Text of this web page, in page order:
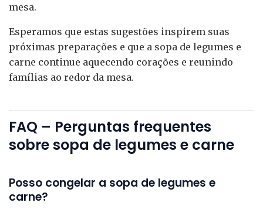
mesa.
Esperamos que estas sugestões inspirem suas
próximas preparações e que a sopa de legumes e
carne continue aquecendo corações e reunindo
famílias ao redor da mesa.
FAQ – Perguntas frequentes
sobre sopa de legumes e carne
Posso congelar a sopa de legumes e
carne?